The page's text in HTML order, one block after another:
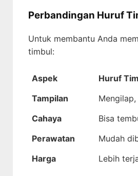
Perbandingan Huruf
Untuk membantu Anda
timbul:
Aspek Huruf
Tampilan
Cahaya
Bisa
Perawatan
Mudah
Harga
Lebih